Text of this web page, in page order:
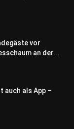
vor
an der...
auch als App –